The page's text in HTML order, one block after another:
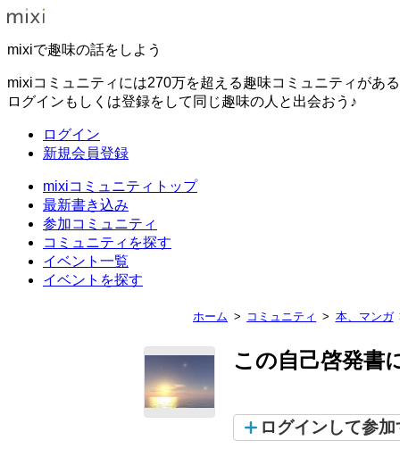
mixiで趣味の話をしよう
mixiコミュニティには270万を超える趣味コミュニティがある
ログインもしくは登録をして同じ趣味の人と出会おう♪
ログイン
新規会員登録
mixiコミュニティトップ
最新書き込み
参加コミュニティ
コミュニティを探す
イベント一覧
イベントを探す
ホーム コミュニティ 本、マンガ
この自己啓発書
ログインして参加